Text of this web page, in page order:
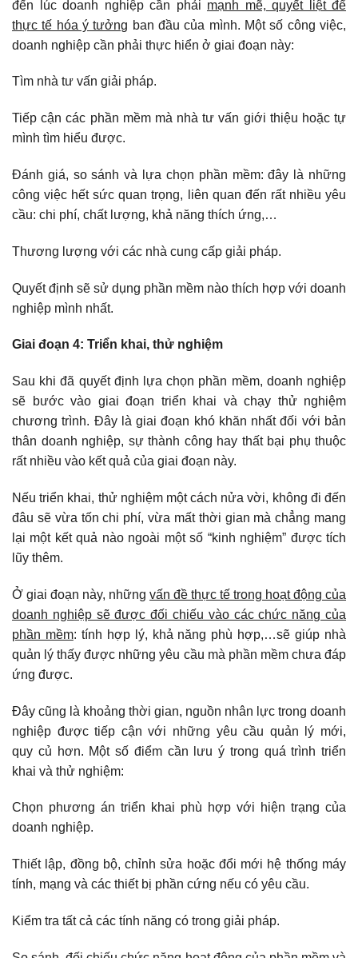
đến lúc doanh nghiệp cần phải mạnh mẽ, quyết liệt để
thực tế hóa ý tưởng ban đầu của mình. Một số công việc,
doanh nghiệp cần phải thực hiển ở giai đoạn này:
Tìm nhà tư vấn giải pháp.
Tiếp cận các phần mềm mà nhà tư vấn giới thiệu hoặc tự
mình tìm hiểu được.
Đánh giá, so sánh và lựa chọn phần mềm: đây là những
công việc hết sức quan trọng, liên quan đến rất nhiều yêu
cầu: chi phí, chất lượng, khả năng thích ứng,…
Thương lượng với các nhà cung cấp giải pháp.
Quyết định sẽ sử dụng phần mềm nào thích hợp với doanh
nghiệp mình nhất.
Giai đoạn 4: Triển khai, thử nghiệm
Sau khi đã quyết định lựa chọn phần mềm, doanh nghiệp
sẽ bước vào giai đoạn triển khai và chạy thử nghiệm
chương trình. Đây là giai đoạn khó khăn nhất đối với bản
thân doanh nghiệp, sự thành công hay thất bại phụ thuộc
rất nhiều vào kết quả của giai đoạn này.
Nếu triển khai, thử nghiệm một cách nửa vời, không đi đến
đâu sẽ vừa tốn chi phí, vừa mất thời gian mà chẳng mang
lại một kết quả nào ngoài một số “kinh nghiệm” được tích
lũy thêm.
Ở giai đoạn này, những vấn đề thực tế trong hoạt động của
doanh nghiệp sẽ được đối chiếu vào các chức năng của
phần mềm: tính hợp lý, khả năng phù hợp,…sẽ giúp nhà
quản lý thấy được những yêu cầu mà phần mềm chưa đáp
ứng được.
Đây cũng là khoảng thời gian, nguồn nhân lực trong doanh
nghiệp được tiếp cận với những yêu cầu quản lý mới,
quy củ hơn. Một số điểm cần lưu ý trong quá trình triển
khai và thử nghiệm:
Chọn phương án triển khai phù hợp với hiện trạng của
doanh nghiệp.
Thiết lập, đồng bộ, chỉnh sửa hoặc đổi mới hệ thống máy
tính, mạng và các thiết bị phần cứng nếu có yêu cầu.
Kiểm tra tất cả các tính năng có trong giải pháp.